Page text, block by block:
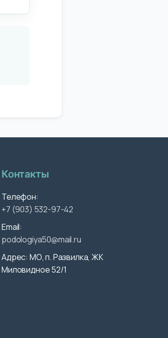
Контакты
Телефон:
+7 (903) 532-97-42
Email:
podologiya50@mail.ru
Адрес: МО, п. Развилка, ЖК
Миловидное 52/1